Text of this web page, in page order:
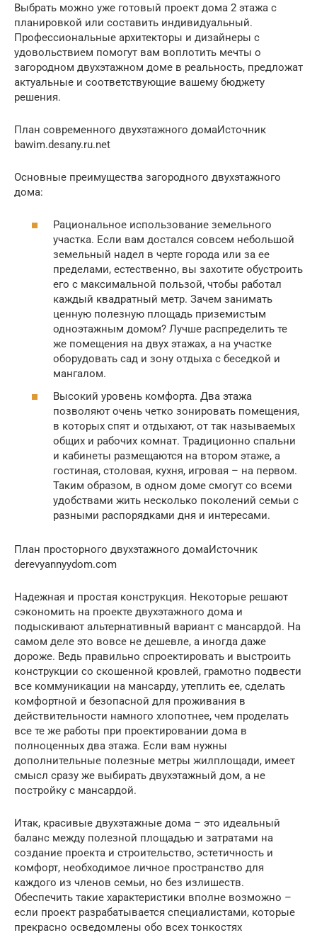
Выбрать можно уже готовый проект дома 2 этажа с
планировкой или составить индивидуальный.
Профессиональные архитекторы и дизайнеры с
удовольствием помогут вам воплотить мечты о
загородном двухэтажном доме в реальность, предложат
актуальные и соответствующие вашему бюджету
решения.
План современного двухэтажного домаИсточник
bawim.desany.ru.net
Основные преимущества загородного двухэтажного
дома:
Рациональное использование земельного
участка. Если вам достался совсем небольшой
земельный надел в черте города или за ее
пределами, естественно, вы захотите обустроить
его с максимальной пользой, чтобы работал
каждый квадратный метр. Зачем занимать
ценную полезную площадь приземистым
одноэтажным домом? Лучше распределить те
же помещения на двух этажах, а на участке
оборудовать сад и зону отдыха с беседкой и
мангалом.
Высокий уровень комфорта. Два этажа
позволяют очень четко зонировать помещения,
в которых спят и отдыхают, от так называемых
общих и рабочих комнат. Традиционно спальни
и кабинеты размещаются на втором этаже, а
гостиная, столовая, кухня, игровая – на первом.
Таким образом, в одном доме смогут со всеми
удобствами жить несколько поколений семьи с
разными распорядками дня и интересами.
План просторного двухэтажного домаИсточник
derevyannyydom.com
Надежная и простая конструкция. Некоторые решают
сэкономить на проекте двухэтажного дома и
подыскивают альтернативный вариант с мансардой. На
самом деле это вовсе не дешевле, а иногда даже
дороже. Ведь правильно спроектировать и выстроить
конструкции со скошенной кровлей, грамотно подвести
все коммуникации на мансарду, утеплить ее, сделать
комфортной и безопасной для проживания в
действительности намного хлопотнее, чем проделать
все те же работы при проектировании дома в
полноценных два этажа. Если вам нужны
дополнительные полезные метры жилплощади, имеет
смысл сразу же выбирать двухэтажный дом, а не
постройку с мансардой.
Итак, красивые двухэтажные дома – это идеальный
баланс между полезной площадью и затратами на
создание проекта и строительство, эстетичность и
комфорт, необходимое личное пространство для
каждого из членов семьи, но без излишеств.
Обеспечить такие характеристики вполне возможно –
если проект разрабатывается специалистами, которые
прекрасно осведомлены обо всех тонкостях